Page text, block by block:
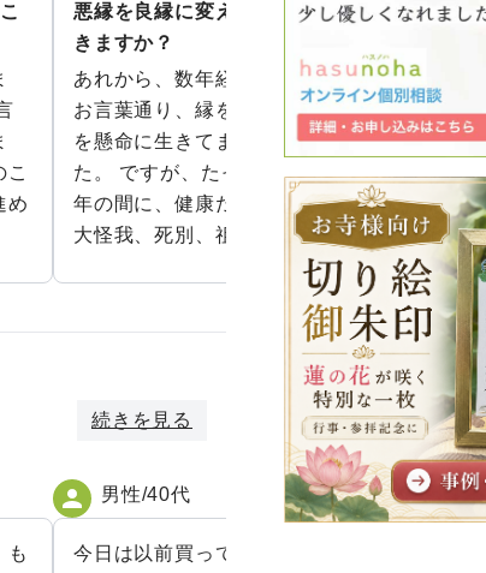
め
悪縁を良縁に変えることはで
きますか？
あれから、数年経ちました。
お言葉通り、縁を信じ、毎日
を懸命に生きてまいりまし
た。 ですが、たったこの２
年の間に、健康だった両親の
大怪我、死別、祖...
お盆で何を
Kousyo
がとうご
勝ってもま
を見ればそ
こじゃない
続きを見る
も
男性/40代
今日は以前買っていたミツカ
女性/20